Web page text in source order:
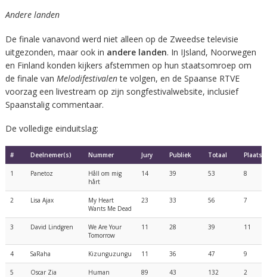
Andere landen
De finale vanavond werd niet alleen op de Zweedse televisie
uitgezonden, maar ook in andere landen. In IJsland, Noorwegen
en Finland konden kijkers afstemmen op hun staatsomroep om
de finale van Melodifestivalente volgen, en de Spaanse RTVE
voorzag een livestream op zijn songfestivalwebsite, inclusief
Spaanstalig commentaar.
De volledige einduitslag:
# Deelnemer(s) Nummer Jury Publiek Totaal Plaats
1 Panetoz
Håll om mig
hårt
14 39 53 8
2 Lisa Ajax
My Heart
Wants Me Dead
23 33 56 7
3 David Lindgren
We Are Your
Tomorrow
11 28 39 11
4 SaRaha Kizunguzungu 11 36 47 9
5 Oscar Zia Human 89 43 132 2